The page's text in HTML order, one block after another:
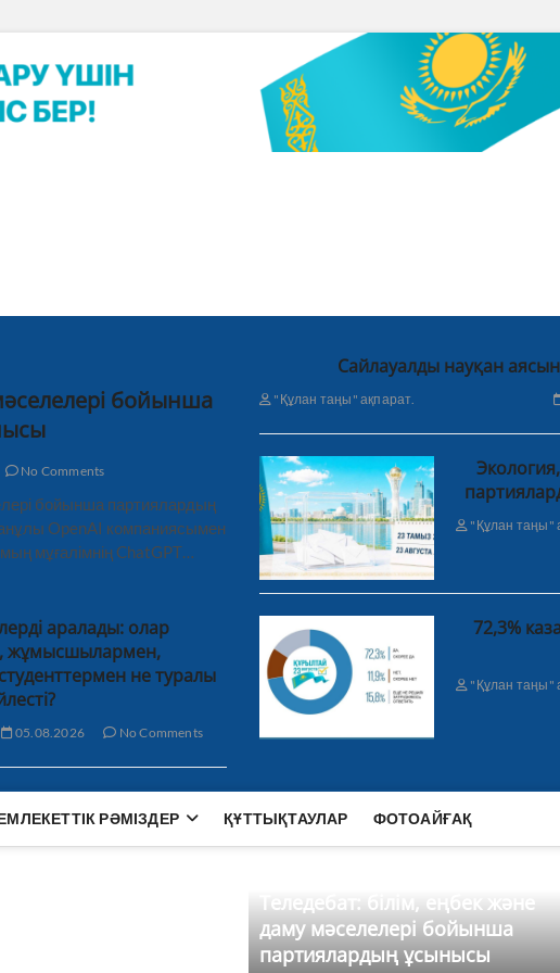
бойынша
No Comments
бойынша партиялардың
OpenAI компаниясымен
мұғалімнің ChatGPT…
Сайлауалды науқан
"Құлан таңы" ақпарат.
"Құлан таңы"
аралады: олар
жұмысшылармен,
не туралы
05.08.2026 No Comments
72,3%
"Құлан таңы"
РӘМІЗДЕР ҚҰТТЫҚТАУЛАР ФОТОАЙҒАҚ
Теледебат: білім, еңбек және
даму мәселелері бойынша
партиялардың ұсынысы